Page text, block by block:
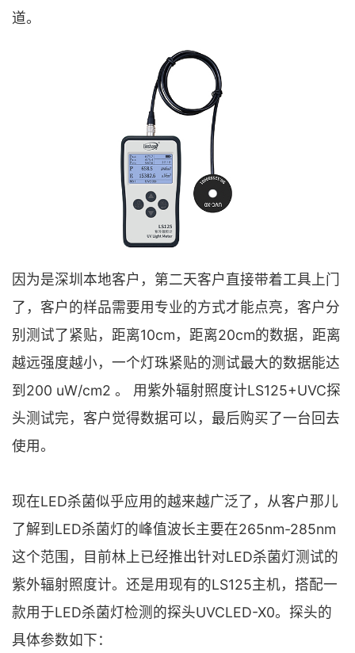
道。
因为是深圳本地客户，第二天客户直接带着工具上门
了，客户的样品需要用专业的方式才能点亮，客户分
别测试了紧贴，距离10cm，距离20cm的数据，距离
越远强度越小，一个灯珠紧贴的测试最大的数据能达
到200 uW/cm2 。 用紫外辐射照度计LS125+UVC探
头测试完，客户觉得数据可以，最后购买了一台回去
使用。
现在LED杀菌似乎应用的越来越广泛了，从客户那儿
了解到LED杀菌灯的峰值波长主要在265nm-285nm
这个范围，目前林上已经推出针对LED杀菌灯测试的
紫外辐射照度计。还是用现有的LS125主机，搭配一
款用于LED杀菌灯检测的探头UVCLED-X0。探头的
具体参数如下：